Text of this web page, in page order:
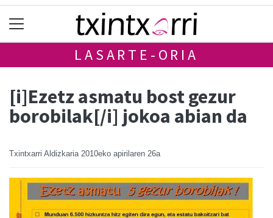
LASARTE-ORIA
[i]Ezetz asmatu bost gezur
borobilak[/i] jokoa abian da
Txintxarri Aldizkaria 2010eko apirilaren 26a